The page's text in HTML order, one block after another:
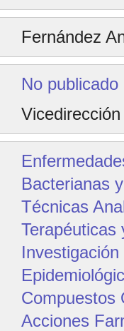
Fernández
No publicado
Bacterianas
Técnicas
Terapéuticas
Compuestos
Acciones